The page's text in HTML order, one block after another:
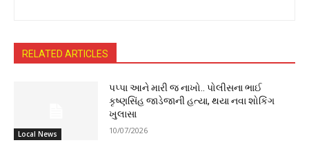
RELATED ARTICLES
Local News
પપ્પા આને મારી જ નાખો.. પોલીસના ભાઈ
કૃષ્ણસિંહ જાડેજાની હત્યા, થયા નવા શોકિંગ
ખુલાસા
10/07/2026